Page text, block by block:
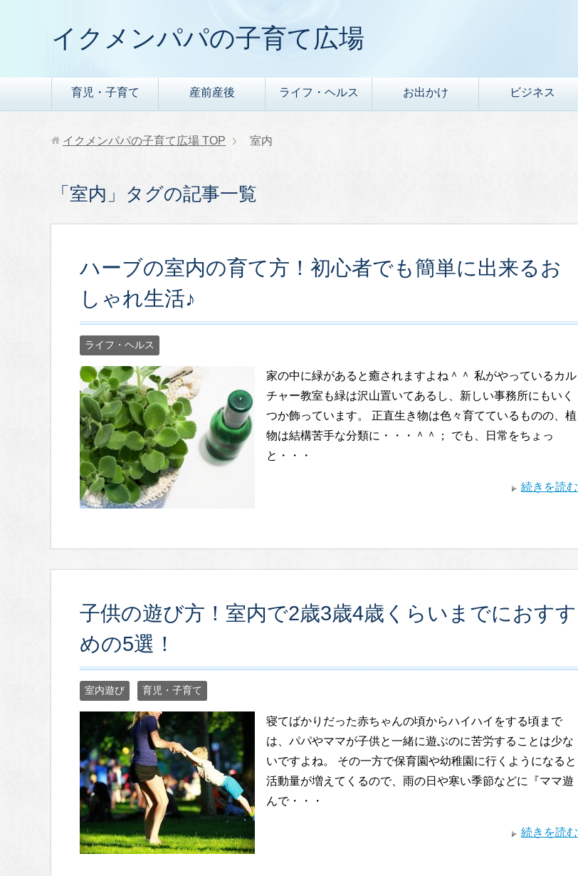
イクメンパパの子育て広場
育児・子育て 産前産後 ライフ・ヘルス お出かけ ビジネス
イクメンパパの子育て広場 TOP 室内
「室内」タグの記事一覧
ハーブの室内の育て方！初心者でも簡単に出来るお
しゃれ生活♪
ライフ・ヘルス
家の中に緑があると癒されますよね＾＾ 私がやっているカル
チャー教室も緑は沢山置いてあるし、新しい事務所にもいく
つか飾っています。 正直生き物は色々育てているものの、植
物は結構苦手な分類に・・・＾＾； でも、日常をちょっ
と・・・
続きを読む
子供の遊び方！室内で2歳3歳4歳くらいまでにおすす
めの5選！
室内遊び 育児・子育て
寝てばかりだった赤ちゃんの頃からハイハイをする頃まで
は、パパやママが子供と一緒に遊ぶのに苦労することは少な
いですよね。 その一方で保育園や幼稚園に行くようになると
活動量が増えてくるので、雨の日や寒い季節などに『ママ遊
んで・・・
続きを読む